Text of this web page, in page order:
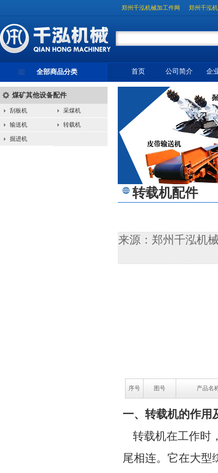
郑州千泓机械加工件网 郑州千泓
全部商品分类
煤矿其他设备配件
刮板机 采煤机
输送机 转载机
掘进机
首页 公司简介 企
转载机配件
来源：郑州千泓机
序号 图号 产品名
一、转载机的作用
转载机在工作时
尾相连。它在大型